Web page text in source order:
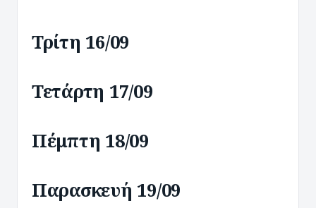
Τρίτη 16/09
Τετάρτη 17/09
Πέμπτη 18/09
Παρασκευή 19/09